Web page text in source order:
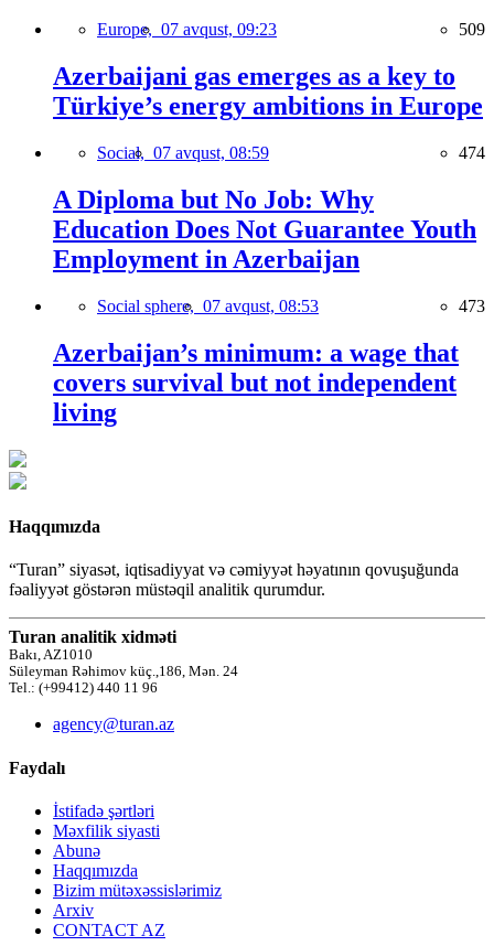
Europe, 07 avqust, 09:23 509
Azerbaijani gas emerges as a key to
Türkiye’s energy ambitions in Europe
Social, 07 avqust, 08:59 474
A Diploma but No Job: Why
Education Does Not Guarantee Youth
Employment in Azerbaijan
Social sphere, 07 avqust, 08:53 473
Azerbaijan’s minimum: a wage that
covers survival but not independent
living
Haqqımızda
“Turan” siyasət, iqtisadiyyat və cəmiyyət həyatının qovuşuğunda
fəaliyyət göstərən müstəqil analitik qurumdur.
Turan analitik xidməti
Bakı, AZ1010
Süleyman Rəhimov küç.,186, Mən. 24
Tel.: (+99412) 440 11 96
agency@turan.az
Faydalı
İstifadə şərtləri
Məxfilik siyasti
Abunə
Haqqımızda
Bizim mütəxəssislərimiz
Arxiv
CONTACT AZ